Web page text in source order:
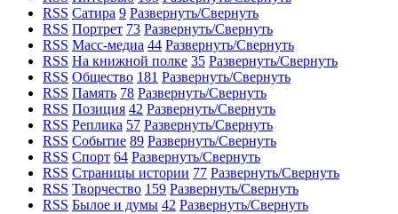
RSS Сатира 9 Развернуть/Свернуть
RSS Портрет 73 Развернуть/Свернуть
RSS Масс-медиа 44 Развернуть/Свернуть
RSS На книжной полке 35 Развернуть/Свернуть
RSS Общество 181 Развернуть/Свернуть
RSS Память 78 Развернуть/Свернуть
RSS Позиция 42 Развернуть/Свернуть
RSS Реплика 57 Развернуть/Свернуть
RSS Событие 89 Развернуть/Свернуть
RSS Спорт 64 Развернуть/Свернуть
RSS Страницы истории 77 Развернуть/Свернуть
RSS Творчество 159 Развернуть/Свернуть
RSS Былое и думы 42 Развернуть/Свернуть